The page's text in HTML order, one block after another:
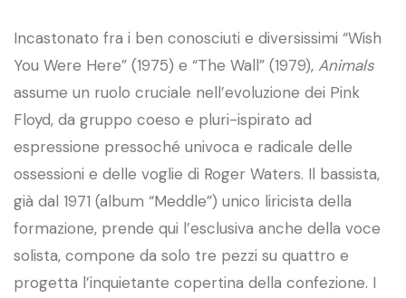
Incastonato fra i ben conosciuti e diversissimi “Wish
You Were Here” (1975) e “The Wall” (1979), Animals
assume un ruolo cruciale nell’evoluzione dei Pink
Floyd, da gruppo coeso e pluri-ispirato ad
espressione pressoché univoca e radicale delle
ossessioni e delle voglie di Roger Waters. Il bassista,
già dal 1971 (album “Meddle”) unico liricista della
formazione, prende qui l’esclusiva anche della voce
solista, compone da solo tre pezzi su quattro e
progetta l’inquietante copertina della confezione. I